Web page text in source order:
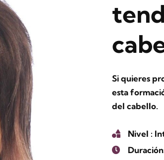
Si quieres
esta
del cabello.
Nivel :